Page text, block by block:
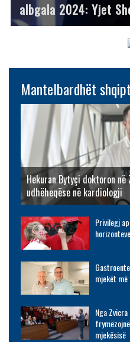
albgala 2024: Yjet
Mantelbardhët
Hekuran Bytyçi doktoron
udhëheqëse në kardiologji
Privilegj
mjekët
Nga
mjekësisë